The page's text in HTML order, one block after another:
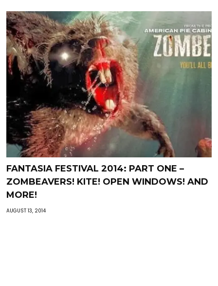
FANTASIA FESTIVAL 2014: PART ONE –
ZOMBEAVERS! KITE! OPEN WINDOWS! AND
MORE!
AUGUST 13, 2014